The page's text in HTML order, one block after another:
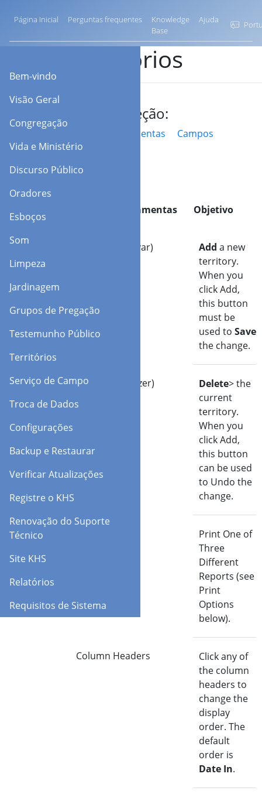
Página Inicial Perguntas frequentes
Knowledge
Base
Ajuda
Bem-vindo
Visão Geral
Congregação
Vida e Ministério
Discurso Público
Oradores
Esboços
Som
Limpeza
Jardinagem
Grupos de Pregação
Testemunho Público
Territórios
Serviço de Campo
Troca de Dados
Configurações
Backup e Restaurar
Verificar Atualizações
Registre o KHS
Renovação do Suporte
Técnico
Site KHS
Relatórios
Requisitos de Sistema
Territórios
Ir para a seção:
Barra de ferramentas Campos
Barra de ferramentas Objetivo
Adicionar (Salvar) Add a new
territory.
When you
click Add,
this button
must be
used to Save
the change.
Apagar (Desfazer) Delete> the
current
territory.
When you
click Add,
this button
can be used
to Undo the
change.
Print One of
Three
Different
Reports (see
Print
Options
below).
Column Headers
Click any of
the column
headers to
change the
display
order. The
default
order is
Date In.